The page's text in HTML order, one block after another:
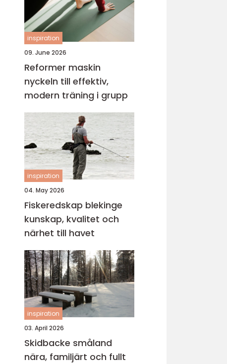
inspiration
09. June 2026
Reformer maskin
nyckeln till effektiv,
modern träning i grupp
inspiration
04. May 2026
Fiskeredskap blekinge
kunskap, kvalitet och
närhet till havet
inspiration
03. April 2026
Skidbacke småland
nära, familjärt och fullt